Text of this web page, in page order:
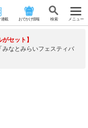
連載 おでかけ情報 検 索 メニュー
セット】
なとみらいフェスティバ